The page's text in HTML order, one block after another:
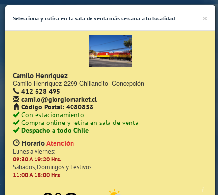
(Whatsapp Sólo de Lunes a Viernes de 08:15 a 17:45)
×
Selecciona y cotiza en la sala de venta más cercana a tu localidad
Camilo Henríquez
Camilo Henríquez 2299 Chillancito, Concepción.
412 628 495
camilo@giorgiomarket.cl
Código Postal: 4080858
Con estacionamiento
Compra online y retira en sala de venta
Despacho a todo Chile
HorarioAtención
Lunes a viernes:
09:30 A 19:20 Hrs.
Sábados, Domingos y Festivos:
11:00 A 18:00 Hrs